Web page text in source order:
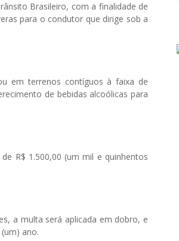
Brasileiro, com a finalidade de
para o condutor que dirige sob a
em terrenos contíguos à faixa de
de bebidas alcoólicas para
R$ 1.500,00 (um mil e quinhentos
a multa será aplicada em dobro, e
ano.